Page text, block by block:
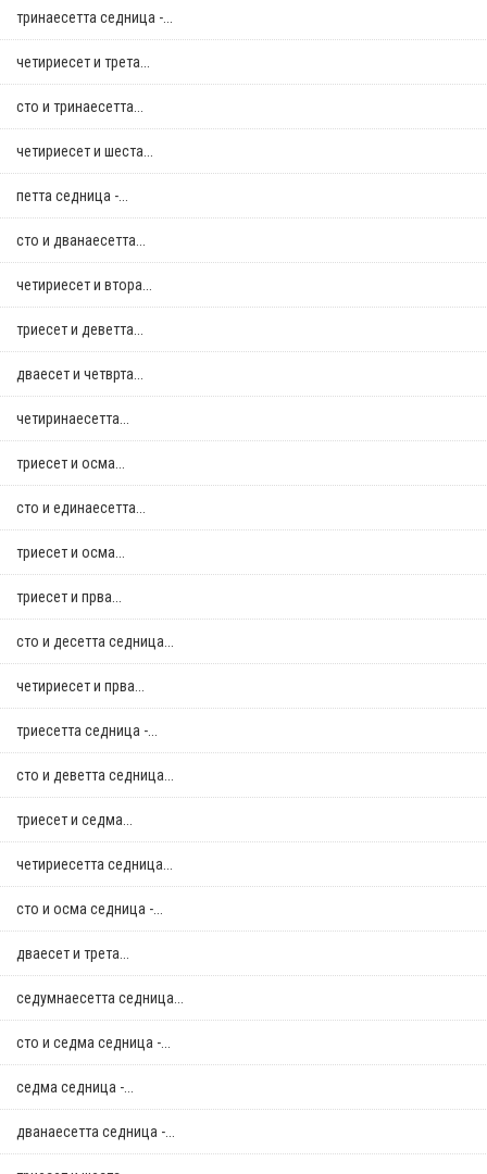
тринаесетта седница -...
четириесет и трета...
сто и тринаесетта...
четириесет и шеста...
петта седница -...
сто и дванаесетта...
четириесет и втора...
триесет и деветта...
дваесет и четврта...
четиринаесетта...
триесет и осма...
сто и единаесетта...
триесет и осма...
триесет и прва...
сто и десетта седница...
четириесет и прва...
триесетта седница -...
сто и деветта седница...
триесет и седма...
четириесетта седница...
сто и осма седница -...
дваесет и трета...
седумнаесетта седница...
сто и седма седница -...
седма седница -...
дванаесетта седница -...